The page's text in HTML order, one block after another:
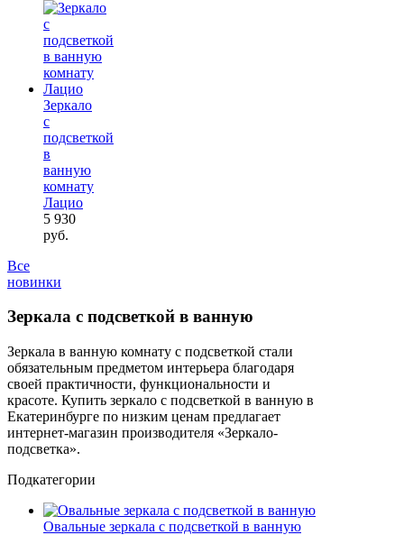
Зеркало
с
подсветкой
в
ванную
комнату
Лацио
5 930
руб.
Все
новинки
Зеркала с подсветкой в ванную
Зеркала в ванную комнату с подсветкой стали
обязательным предметом интерьера благодаря
своей практичности, функциональности и
красоте. Купить зеркало с подсветкой в ванную в
Екатеринбурге по низким ценам предлагает
интернет-магазин производителя «Зеркало-
подсветка».
Подкатегории
Овальные зеркала с подсветкой в ванную